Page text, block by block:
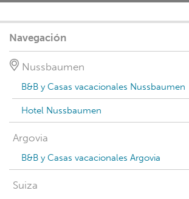
Navegación
Nussbaumen
B&B y Casas vacacionales Nussbaumen
Hotel Nussbaumen
Argovia
B&B y Casas vacacionales Argovia
Suiza